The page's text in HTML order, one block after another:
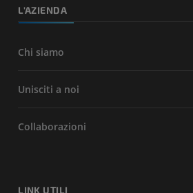
L'AZIENDA
Chi siamo
Unisciti a noi
Collaborazioni
LINK UTILI